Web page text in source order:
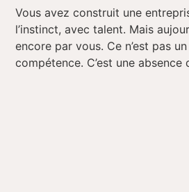
Vous avez construit une
l’instinct, avec talent. Mais
encore par vous. Ce n’est pas
compétence. C’est une absence